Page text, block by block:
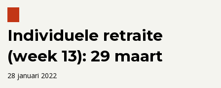
Individuele retraite
(week 13): 29 maart
28 januari 2022